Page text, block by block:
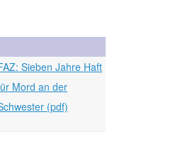
Sieben Jahre Haft
Mord an der
(pdf)